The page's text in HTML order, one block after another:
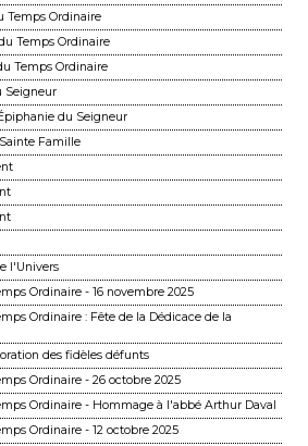
Temps Ordinaire
Temps Ordinaire
Temps Ordinaire
Seigneur
du Seigneur
Famille
l'Univers
Ordinaire - 16 novembre 2025
Ordinaire : Fête de la Dédicace de la
des fidèles défunts
Ordinaire - 26 octobre 2025
Ordinaire - Hommage à l'abbé Arthur Daval
Ordinaire - 12 octobre 2025